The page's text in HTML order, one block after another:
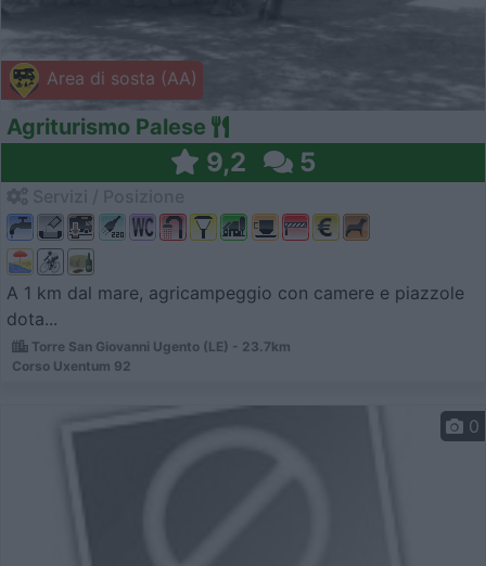
Area di sosta (AA)
Agriturismo Palese
9,2 5
A 1 km dal mare, agricampeggio con camere e piazzole
dota...
Torre San Giovanni Ugento (LE) - 23.7km
Corso Uxentum 92
0